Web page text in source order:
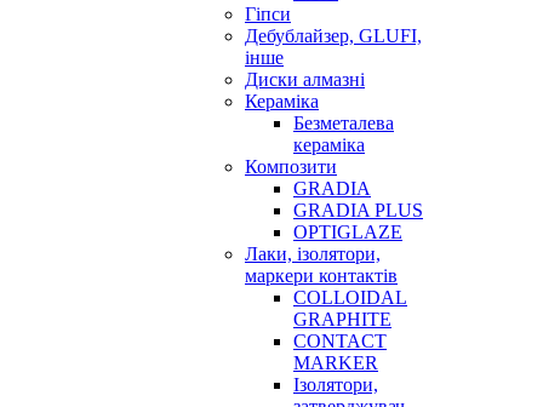
Гіпси
Дебублайзер, GLUFI,
інше
Диски алмазні
Кераміка
Безметалева
кераміка
Композити
GRADIA
GRADIA PLUS
OPTIGLAZE
Лаки, ізолятори,
маркери контактів
COLLOIDAL
GRAPHITE
CONTACT
MARKER
Ізолятори,